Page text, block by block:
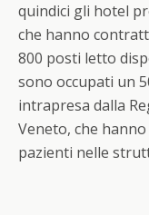
quindici gli hotel
che hanno
800 posti letto
sono occupati un
intrapresa dalla
Veneto, che
pazienti nelle